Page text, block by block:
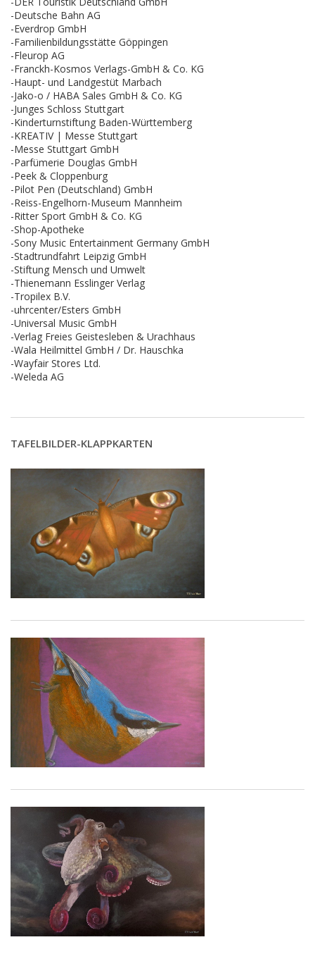
-Deutsche Bahn AG
-Everdrop GmbH
-Familienbildungsstätte Göppingen
-Fleurop AG
-Franckh-Kosmos Verlags-GmbH & Co. KG
-Haupt- und Landgestüt Marbach
-Jako-o / HABA Sales GmbH & Co. KG
-Junges Schloss Stuttgart
-Kinderturnstiftung Baden-Württemberg
-KREATIV | Messe Stuttgart
-Messe Stuttgart GmbH
-Parfümerie Douglas GmbH
-Peek & Cloppenburg
-Pilot Pen (Deutschland) GmbH
-Reiss-Engelhorn-Museum Mannheim
-Ritter Sport GmbH & Co. KG
-Shop-Apotheke
-Sony Music Entertainment Germany GmbH
-Stadtrundfahrt Leipzig GmbH
-Stiftung Mensch und Umwelt
-Thienemann Esslinger Verlag
-Tropilex B.V.
-uhrcenter/Esters GmbH
-Universal Music GmbH
-Verlag Freies Geistesleben & Urachhaus
-Wala Heilmittel GmbH / Dr. Hauschka
-Wayfair Stores Ltd.
-Weleda AG
TAFELBILDER-KLAPPKARTEN